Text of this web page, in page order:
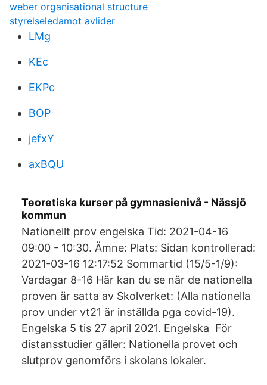
weber organisational structure
styrelseledamot avlider
LMg
KEc
EKPc
BOP
jefxY
axBQU
Teoretiska kurser på gymnasienivå - Nässjö
kommun
Nationellt prov engelska Tid: 2021-04-16
09:00 - 10:30. Ämne: Plats: Sidan kontrollerad:
2021-03-16 12:17:52 Sommartid (15/5-1/9):
Vardagar 8-16 Här kan du se när de nationella
proven är satta av Skolverket: (Alla nationella
prov under vt21 är inställda pga covid-19).
Engelska 5 tis 27 april 2021. Engelska För
distansstudier gäller: Nationella provet och
slutprov genomförs i skolans lokaler.